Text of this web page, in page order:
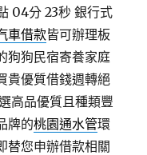
04分 23秒 銀行式
車借款皆可辦理板
狗狗民宿寄養家庭
貴優質借錢週轉絕
高品優質且種類豐
牌的桃園通水管環
替您申辦借款相關